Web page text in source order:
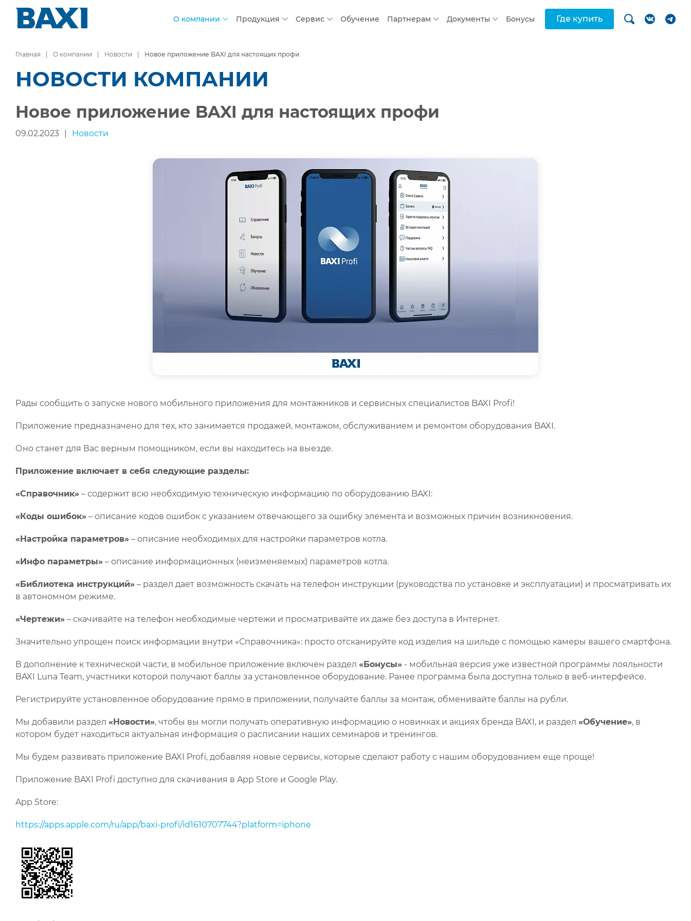
О компании Продукция Сервис Обучение Партнерам Документы Бонусы Где купить
Главная О компании Новости Новое приложение BAXI для настоящих профи
НОВОСТИ КОМПАНИИ
Новое приложение BAXI для настоящих профи
09.02.2023 Новости
Рады сообщить о запуске нового мобильного приложения для монтажников и сервисных специалистов BAXI Profi!
Приложение предназначено для тех, кто занимается продажей, монтажом, обслуживанием и ремонтом оборудования BAXI.
Оно станет для Вас верным помощником, если вы находитесь на выезде.
Приложение включает в себя следующие разделы:
«Справочник» – содержит всю необходимую техническую информацию по оборудованию BAXI:
«Коды ошибок» – описание кодов ошибок с указанием отвечающего за ошибку элемента и возможных причин возникновения.
«Настройка параметров» – описание необходимых для настройки параметров котла.
«Инфо параметры» – описание информационных (неизменяемых) параметров котла.
«Библиотека инструкций» – раздел дает возможность скачать на телефон инструкции (руководства по установке и эксплуатации) и просматривать их
в автономном режиме.
«Чертежи» – скачивайте на телефон необходимые чертежи и просматривайте их даже без доступа в Интернет.
Значительно упрощен поиск информации внутри «Справочника»: просто отсканируйте код изделия на шильде с помощью камеры вашего смартфона.
В дополнение к технической части, в мобильное приложение включен раздел «Бонусы» - мобильная версия уже известной программы лояльности
BAXI Luna Team, участники которой получают баллы за установленное оборудование. Ранее программа была доступна только в веб-интерфейсе.
Регистрируйте установленное оборудование прямо в приложении, получайте баллы за монтаж, обменивайте баллы на рубли.
Мы добавили раздел «Новости», чтобы вы могли получать оперативную информацию о новинках и акциях бренда BAXI, и раздел «Обучение», в
котором будет находиться актуальная информация о расписании наших семинаров и тренингов.
Мы будем развивать приложение BAXI Profi, добавляя новые сервисы, которые сделают работу с нашим оборудованием еще проще!
Приложение BAXI Profi доступно для скачивания в App Store и Google Play.
App Store:
https://apps.apple.com/ru/app/baxi-profi/id1610707744?platform=iphone